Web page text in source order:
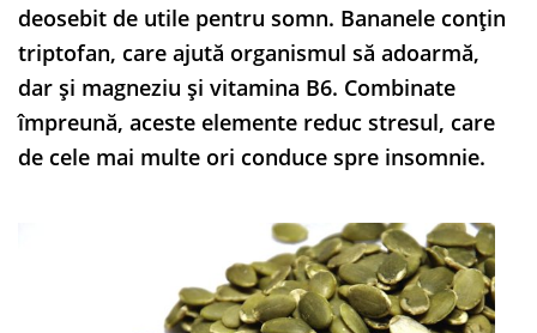
deosebit de utile pentru somn. Bananele conțin
triptofan, care ajută organismul să adoarmă,
dar și magneziu și vitamina B6. Combinate
împreună, aceste elemente reduc stresul, care
de cele mai multe ori conduce spre insomnie.